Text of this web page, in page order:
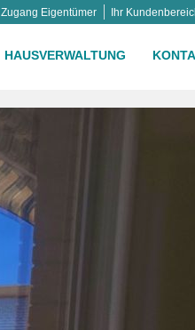
Ihr
Zugang Eigentümer
HAUSVERWALTUNG